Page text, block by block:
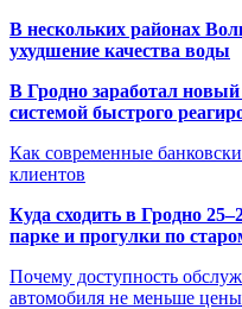
В нескольких районах
ухудшение качества воды
В Гродно заработал
системой быстрого
Как современные
клиентов
Куда сходить в Гродно
парке и прогулки по
Почему доступность
автомобиля не меньше